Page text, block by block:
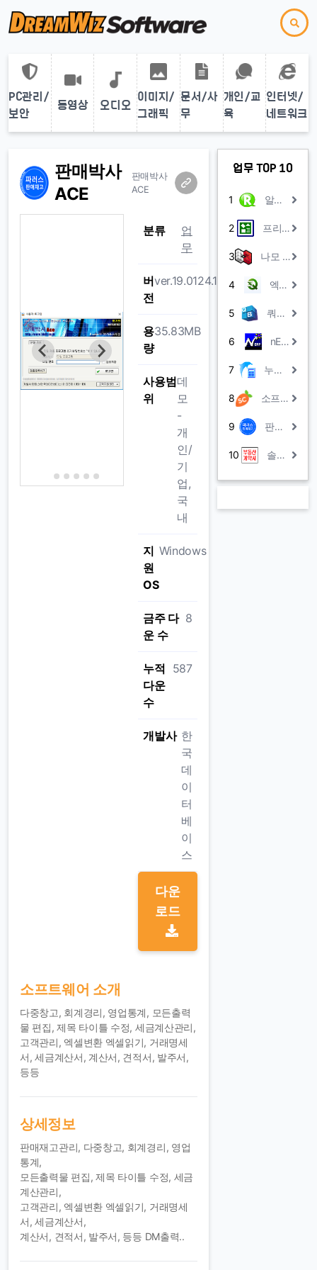
PC관리/
보안
동영상 오디오
이미지/
그래픽
문서/사
무
개인/교
육
인터넷/
네트워크
판매박사
ACE
판매박사
ACE
분류
업
무
버
전
ver.19.0124.1
용
량
35.83MB
사용범
위
데
모
-
개
인/
기
업,
국
내
지
원
OS
Windows
금주 다
운 수
8
누적
다운
수
587
개발사 한
국
데
이
터
베
이
스
다운
로드
소프트웨어 소개
다중창고, 회계경리, 영업통계, 모든출력
물 편집, 제목 타이틀 수정, 세금계산관리,
고객관리, 엑셀변환 엑셀읽기, 거래명세
서, 세금계산서, 계산서, 견적서, 발주서,
등등
상세정보
판매재고관리, 다중창고, 회계경리, 영업
통계,
모든출력물 편집, 제목 타이틀 수정, 세금
계산관리,
고객관리, 엑셀변환 엑셀읽기, 거래명세
서, 세금계산서,
계산서, 견적서, 발주서, 등등 DM출력..
업무 TOP 10
1 알찬회계장부
2 프리드로우 피오피
3 나모 웹에디터 2008 평가판
4 엑셀Q
5 쿼리박스
6 nERP
7 누리아 계산기
8 소프트캐럿Lite(무료ERP)
9 판매박사ACE
10 솔계약서